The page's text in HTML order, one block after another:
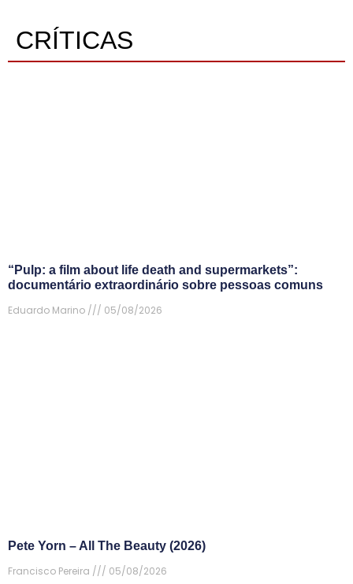
CRÍTICAS
“Pulp: a film about life death and supermarkets”:
documentário extraordinário sobre pessoas comuns
Eduardo Marino
05/08/2026
Pete Yorn – All The Beauty (2026)
Francisco Pereira
05/08/2026